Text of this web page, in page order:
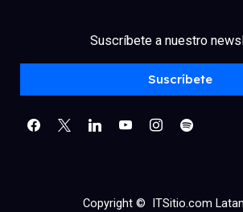
Suscríbete a nuestro
Suscríbete
linkedinyoutubeinstagram
spotify
Copyright © ITSitio.com